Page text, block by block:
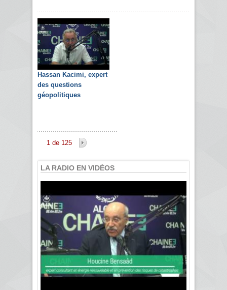
Hassan Kacimi, expert
des questions
géopolitiques
1 de 125
LA RADIO EN VIDÉOS